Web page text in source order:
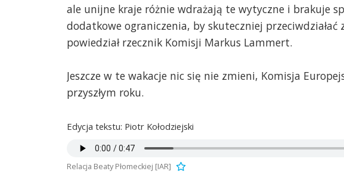
ale unijne kraje różnie wdrażają te wytyczne i brakuje
dodatkowe ograniczenia, by skuteczniej
powiedział rzecznik Komisji Markus Lammert.
Jeszcze w te wakacje nic się nie zmieni, Komisja
przyszłym roku.
Edycja tekstu: Piotr Kołodziejski
Relacja Beaty Płomeckiej [IAR]